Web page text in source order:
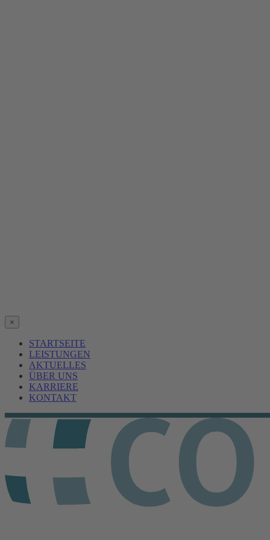
×
STARTSEITE
LEISTUNGEN
AKTUELLES
ÜBER UNS
KARRIERE
KONTAKT